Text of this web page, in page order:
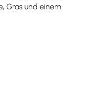
Gras und einem